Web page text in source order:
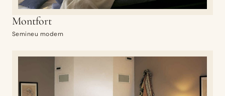
Montfort
Semineu modern